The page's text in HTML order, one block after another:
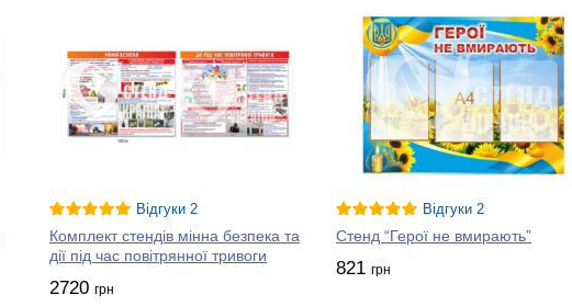
Відгуки 2
Комплект стендів мінна безпека та
дії під час повітрянної тривоги
2720 грн
Відгуки 2
Стенд “Герої не вмирають”
821 грн